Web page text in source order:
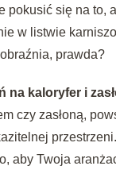
pokusić się na
w listwie
prawda?
na kaloryfer i
czy zasłoną,
aby Twoja